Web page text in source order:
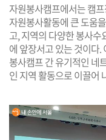
자원봉사캠프에서는 캠
자원봉사활동에 큰 도움
고, 지역의 다양한 봉사
에 앞장서고 있는 것이다
봉사캠프 간 유기적인 네
인 지역 활동으로 이끌어